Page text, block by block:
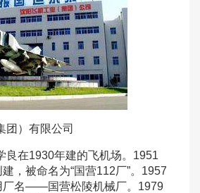
团）有限公司
良在1930年建的飞机场。1951
，被命名为“国营112厂”。1957
厂名――国营松陵机械厂。1979